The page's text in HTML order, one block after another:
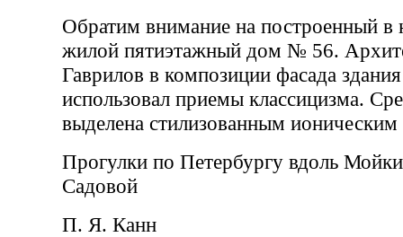
Обратим внимание на построенный в
жилой пятиэтажный дом № 56.
Гаврилов в композиции фасада
использовал приемы классицизма.
выделена стилизованным
Прогулки по Петербургу вдоль
Садовой
П. Я. Канн